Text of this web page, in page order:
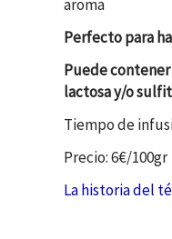
aroma
Perfecto para
Puede
lactosa y/o
Tiempo de
Precio: 6€/100gr
La historia del